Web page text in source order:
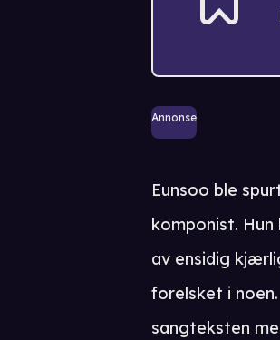
Annonse
Eunsoo ble
komponist.
av ensidig
forelsket i
sangteksten